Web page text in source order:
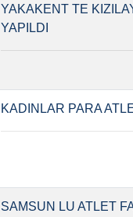
YAKAKENT TE
YAPILDI
KADINLAR PARA
SAMSUN LU ATLET